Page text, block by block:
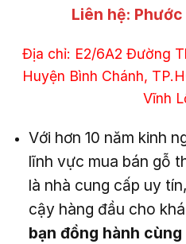
Liên hệ: Phước
Địa chỉ: E2/6A2 Đường
Huyện Bình Chánh,
Vĩnh
Với hơn 10 năm kinh
lĩnh vực mua bán gỗ
là nhà cung cấp uy
cậy hàng đầu cho
bạn đồng hành